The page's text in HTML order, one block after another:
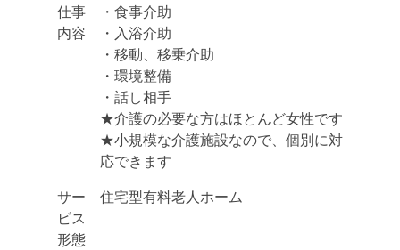
仕事
内容
・食事介助
・入浴介助
・移動、移乗介助
・環境整備
・話し相手
★介護の必要な方はほとんど女性です
★小規模な介護施設なので、個別に対
応できます
サー
ビス
形態
住宅型有料老人ホーム